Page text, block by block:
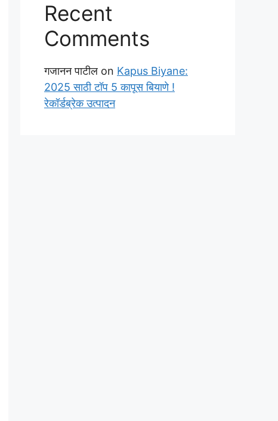
Recent
Comments
गजानन पाटील on Kapus Biyane:
2025 साठी टॉप 5 कापूस बियाणे !
रेकॉर्डब्रेक उत्पादन